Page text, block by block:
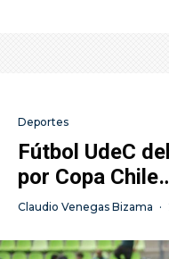
Deportes
Fútbol UdeC
por Copa
Claudio Venegas Bizama ·